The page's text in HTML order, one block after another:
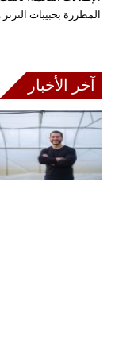
المطرزة بحبيبات الترتر
آخر الأخبار